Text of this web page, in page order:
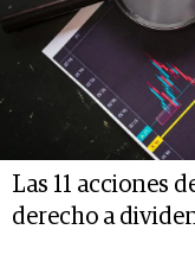
Las 11 acciones
derecho a